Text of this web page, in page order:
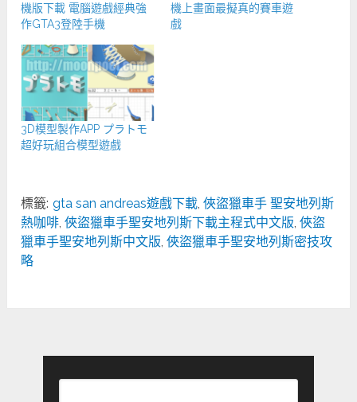
機版下載 電腦遊戲經典強
作GTA3登陸手機
機上畫面最擬真的賽車遊
戲
3D模型製作APP プラトモ
超好玩組合模型遊戲
標籤: gta san andreas遊戲下載,俠盜獵車手 聖安地列斯
熱咖啡,俠盜獵車手聖安地列斯下載主程式中文版,俠盜
獵車手聖安地列斯中文版,俠盜獵車手聖安地列斯密技攻
略